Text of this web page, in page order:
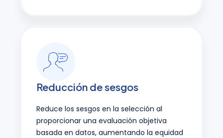
Reducción de sesgos
Reduce los sesgos en la selección al
proporcionar una evaluación objetiva
basada en datos, aumentando la equidad